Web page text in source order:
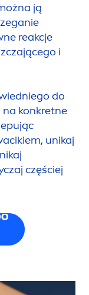
ją
reakcje
i
do
konkretne
unikaj
częściej